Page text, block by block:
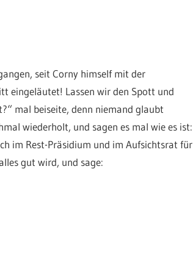
seit Corny himself mit der
eingeläutet! Lassen wir den Spott und
mal beiseite, denn niemand glaubt
wiederholt, und sagen es mal wie es ist:
im Rest-Präsidium und im Aufsichtsrat für
gut wird, und sage: